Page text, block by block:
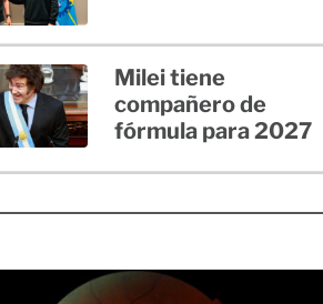
Milei tiene
compañero de
fórmula para 2027